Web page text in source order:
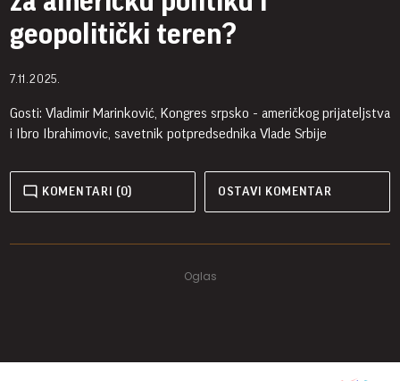
geopolitički teren?
7.11.2025.
Gosti: Vladimir Marinković, Kongres srpsko - američkog prijateljstva
i Ibro Ibrahimovic, savetnik potpredsednika Vlade Srbije
KOMENTARI (0) OSTAVI KOMENTAR